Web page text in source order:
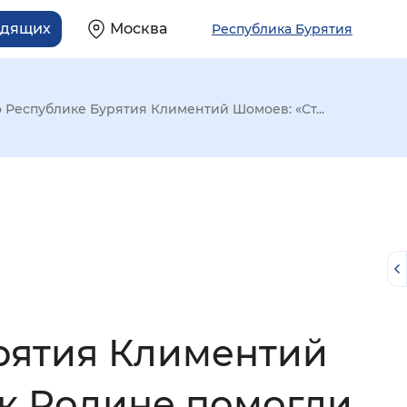
Москва Республика Бурятия
Бурятия Климентий Шомоев: «Ст...
Климентий